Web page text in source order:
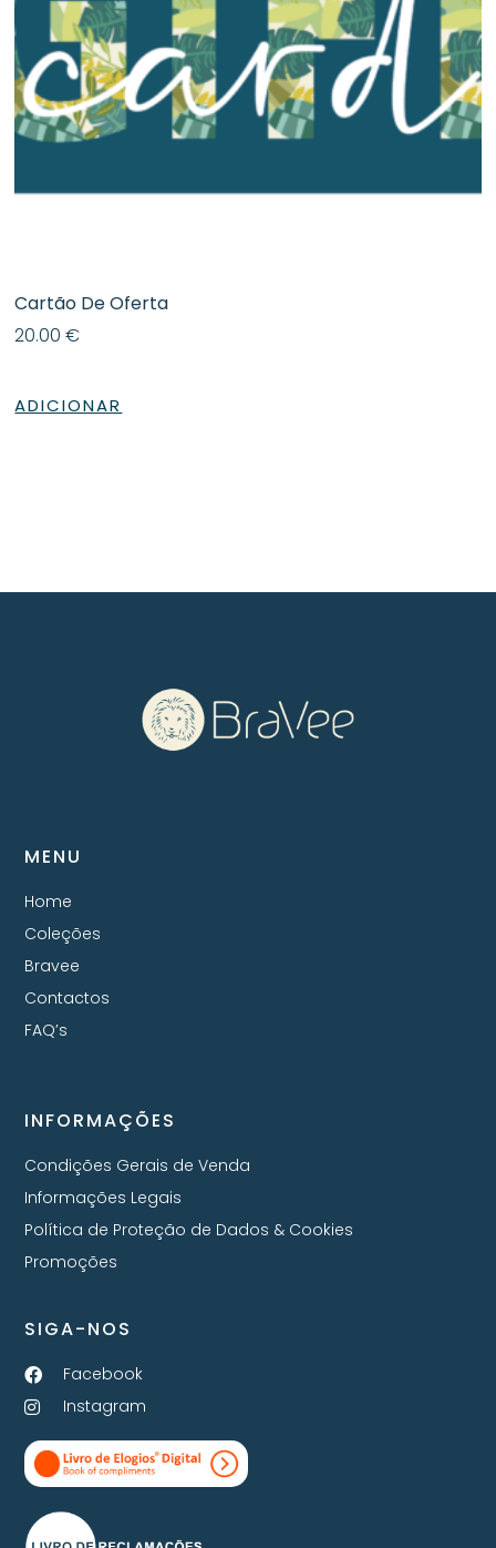
Cartão De Oferta
20.00€
ADICIONAR
MENU
Home
Coleções
Bravee
Contactos
FAQ’s
INFORMAÇÕES
Condições Gerais de Venda
Informações Legais
Política de Proteção de Dados & Cookies
Promoções
SIGA-NOS
Facebook
Instagram